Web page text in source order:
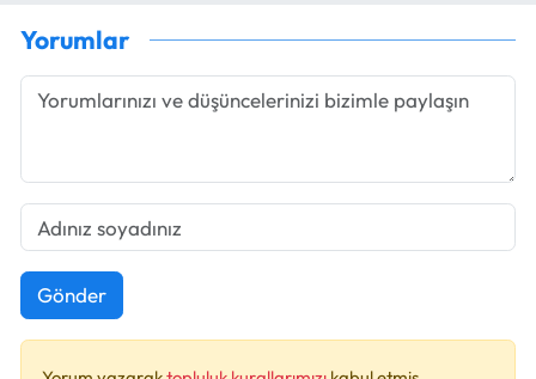
Yorumlar
Gönder